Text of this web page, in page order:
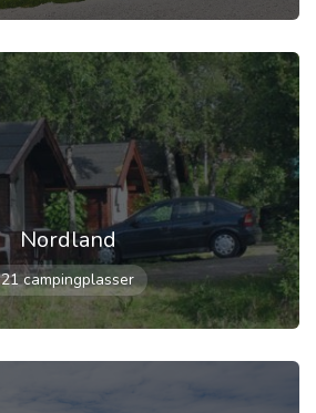
Nordland
21 campingplasser